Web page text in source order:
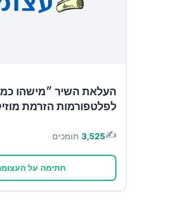
העלאת השיר ״מישהו
לפלטפורמות הזרמת
✍️
3,525 תומכים
חתימה על